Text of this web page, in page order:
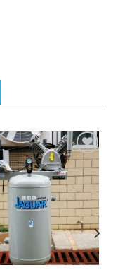
Add to
Wishlist